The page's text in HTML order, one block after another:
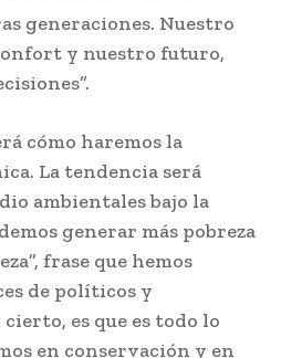
generaciones. Nuestro
y nuestro futuro,
cómo haremos la
La tendencia será
ambientales bajo la
generar más pobreza
frase que hemos
de políticos y
es que es todo lo
en conservación y en